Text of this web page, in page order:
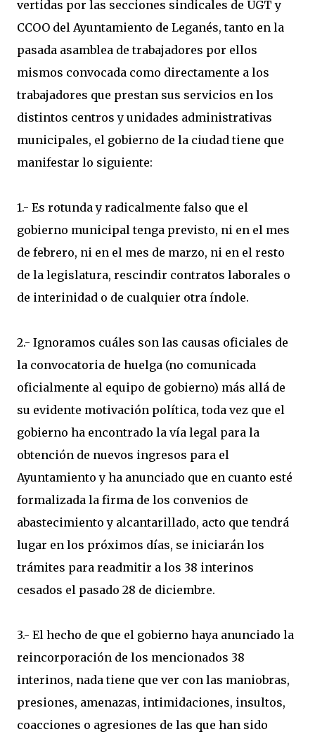
vertidas por las secciones sindicales de UGT y
CCOO del Ayuntamiento de Leganés, tanto en la
pasada asamblea de trabajadores por ellos
mismos convocada como directamente a los
trabajadores que prestan sus servicios en los
distintos centros y unidades administrativas
municipales, el gobierno de la ciudad tiene que
manifestar lo siguiente:
1.- Es rotunda y radicalmente falso que el
gobierno municipal tenga previsto, ni en el mes
de febrero, ni en el mes de marzo, ni en el resto
de la legislatura, rescindir contratos laborales o
de interinidad o de cualquier otra índole.
2.- Ignoramos cuáles son las causas oficiales de
la convocatoria de huelga (no comunicada
oficialmente al equipo de gobierno) más allá de
su evidente motivación política, toda vez que el
gobierno ha encontrado la vía legal para la
obtención de nuevos ingresos para el
Ayuntamiento y ha anunciado que en cuanto esté
formalizada la firma de los convenios de
abastecimiento y alcantarillado, acto que tendrá
lugar en los próximos días, se iniciarán los
trámites para readmitir a los 38 interinos
cesados el pasado 28 de diciembre.
3.- El hecho de que el gobierno haya anunciado la
reincorporación de los mencionados 38
interinos, nada tiene que ver con las maniobras,
presiones, amenazas, intimidaciones, insultos,
coacciones o agresiones de las que han sido